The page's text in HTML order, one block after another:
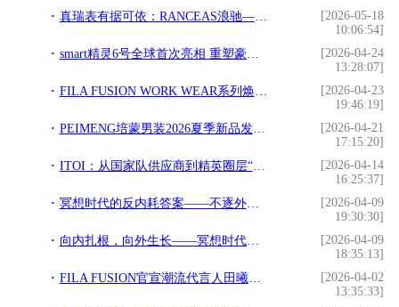
真瑞表有据可依：RANCEAS浪驰——源自1861的正统瑞士腕表品牌
[2026-05-18
10:06:54]
smart精灵6号全球首次亮相 重塑豪华掀背轿车新标杆
[2026-04-24
13:28:07]
FILA FUSION WORK WEAR系列焕新登场： 重塑经典，天生出「格」
[2026-04-23
19:46:19]
PEIMENG培蒙男装2026夏季新品发布：循自然之息，立绅士之序
[2026-04-21
17:15:20]
ITOI：从国家队供应商到精英圈层“荣誉勋章”的崛起之路
[2026-04-14
16:25:37]
冥想时代的反内耗答案——不逐外物，只向心寻
[2026-04-09
19:30:30]
向内扎根，向外生长——冥想时代的身心归真宣言
[2026-04-09
18:35:13]
FILA FUSION官宣潮流代言人田曦薇 在风格融合中探寻“曦”引之力
[2026-04-02
13:35:33]